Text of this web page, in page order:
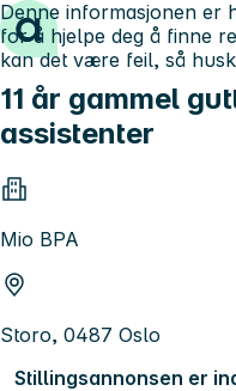
Hopp til innhold
11 år gammel
assistenter
Mio BPA
Storo, 0487 Oslo
Stillingsannonsen er
Denne informasjonen er
for å hjelpe deg å finne
kan det være feil, så